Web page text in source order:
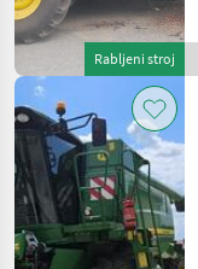
Rabljeni stroj